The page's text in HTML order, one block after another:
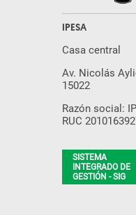
IPESA
Casa central
Av. Nicolás
15022
Razón social:
RUC
SISTEMA
INTEGRADO DE
GESTIÓN - SIG